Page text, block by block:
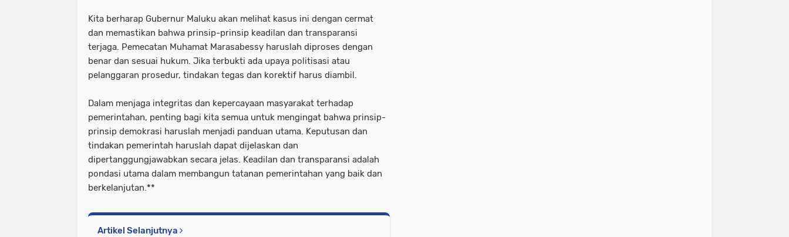
Kita berharap Gubernur Maluku akan melihat kasus ini dengan cermat
dan memastikan bahwa prinsip-prinsip keadilan dan transparansi
terjaga. Pemecatan Muhamat Marasabessy haruslah diproses dengan
benar dan sesuai hukum. Jika terbukti ada upaya politisasi atau
pelanggaran prosedur, tindakan tegas dan korektif harus diambil.
Dalam menjaga integritas dan kepercayaan masyarakat terhadap
pemerintahan, penting bagi kita semua untuk mengingat bahwa prinsip-
prinsip demokrasi haruslah menjadi panduan utama. Keputusan dan
tindakan pemerintah haruslah dapat dijelaskan dan
dipertanggungjawabkan secara jelas. Keadilan dan transparansi adalah
pondasi utama dalam membangun tatanan pemerintahan yang baik dan
berkelanjutan.**
Artikel Selanjutnya